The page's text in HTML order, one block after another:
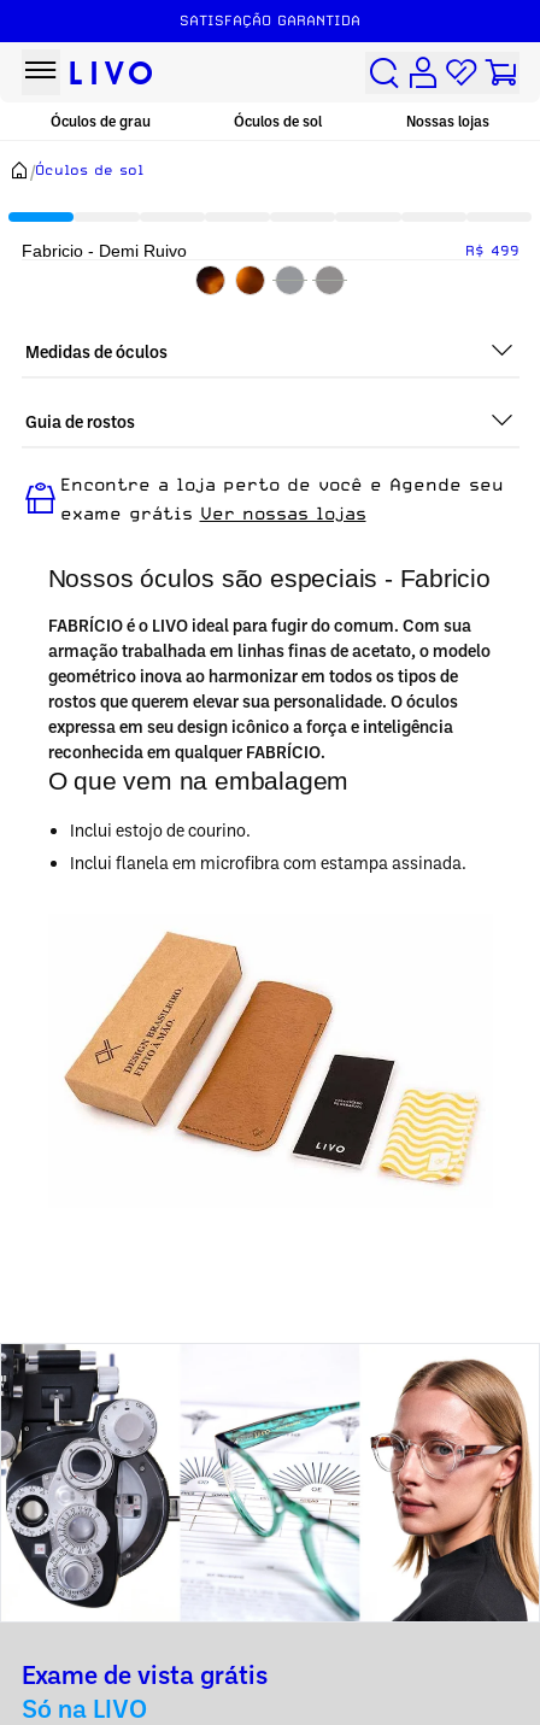
SATISFAÇÃO GARANTIDA
Óculos de grau Óculos de sol Nossas lojas
/Óculos de sol
Nossos óculos são especiais - Fabricio
FABRÍCIO é o LIVO ideal para fugir do comum. Com sua
armação trabalhada em linhas finas de acetato, o modelo
geométrico inova ao harmonizar em todos os tipos de
rostos que querem elevar sua personalidade. O óculos
expressa em seu design icônico a força e inteligência
reconhecida em qualquer FABRÍCIO.
O que vem na embalagem
Inclui estojo de courino.
Inclui flanela em microfibra com estampa assinada.
Fabricio - Demi Ruivo R$ 499
Medidas de óculos
Guia de rostos
ideal para quem busca um óculos confortável para o dia a dia.
Encontre a loja perto de você e Agende seu
exame grátis Ver nossas lojas
Exame de vista grátis
Só na LIVO